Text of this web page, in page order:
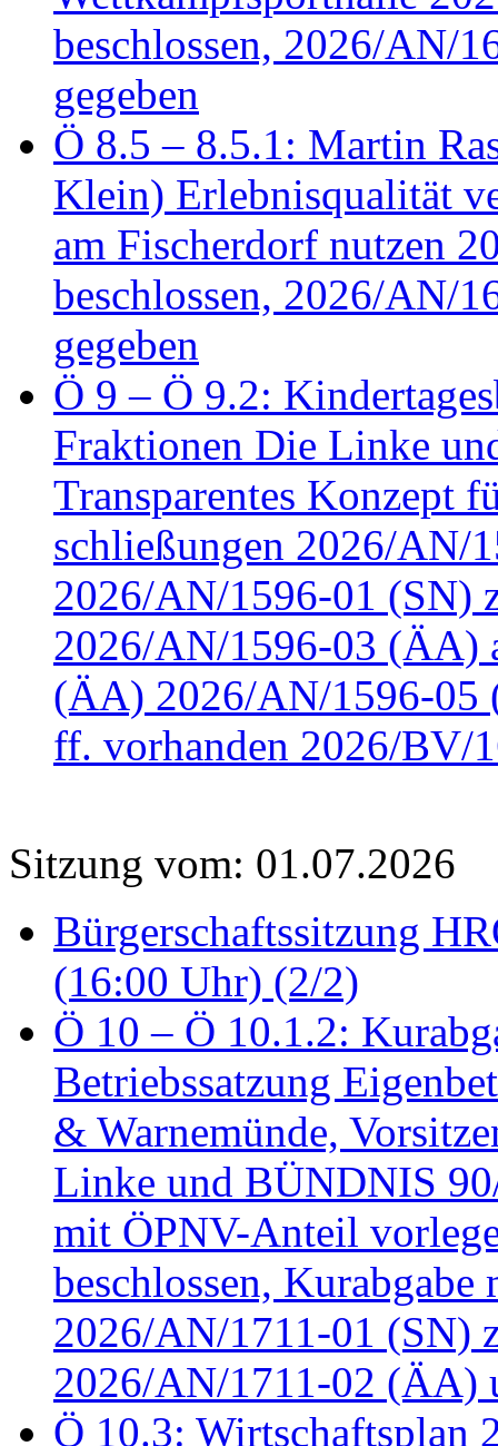
beschlossen, 2026/AN/
gegeben
Ö 8.5 – 8.5.1: Martin
Klein) Erlebnisqualität
am Fischerdorf nutzen
beschlossen, 2026/AN/
gegeben
Ö 9 – Ö 9.2:
Fraktionen Die Linke
Transparentes Konzept
schließungen 2026/AN/
2026/AN/1596-01 (SN)
2026/AN/1596-03 (ÄA)
(ÄA) 2026/AN/1596-05
ff. vorhanden 2026/BV/
Sitzung vom: 01.07.2026
Bürgerschaftssitzung
(16:00 Uhr) (2/2)
Ö 10 – Ö 10.1.2:
Betriebssatzung
& Warnemünde,
Linke und BÜNDNIS
mit ÖPNV-Anteil
beschlossen,
2026/AN/1711-01 (SN)
2026/AN/1711-02 (ÄA)
Ö 10.3: Wirtschaftsplan